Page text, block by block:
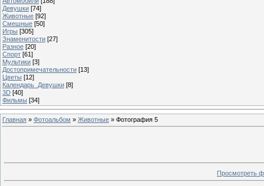
Девушки [74]
Животные [92]
Смешные [50]
Игры [305]
Знаменитости [27]
Разное [20]
Спорт [61]
Мультики [3]
Достопримечательности [13]
Цветы [12]
Календарь_Девушки [8]
3D [40]
Фильмы [34]
Главная » Фотоальбом » Животные » Фотография 5
Просмотреть